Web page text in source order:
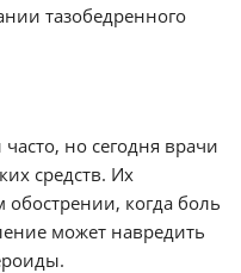
тазобедренного
но сегодня врачи
средств. Их
когда боль
может навредить